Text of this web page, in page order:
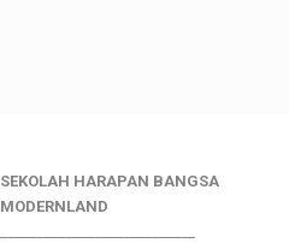
SEKOLAH HARAPAN BANGSA
MODERNLAND